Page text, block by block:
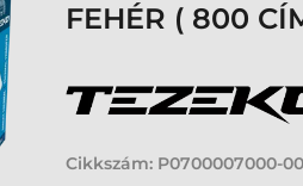
FEHÉR ( 800
Cikkszám: P0700007000-